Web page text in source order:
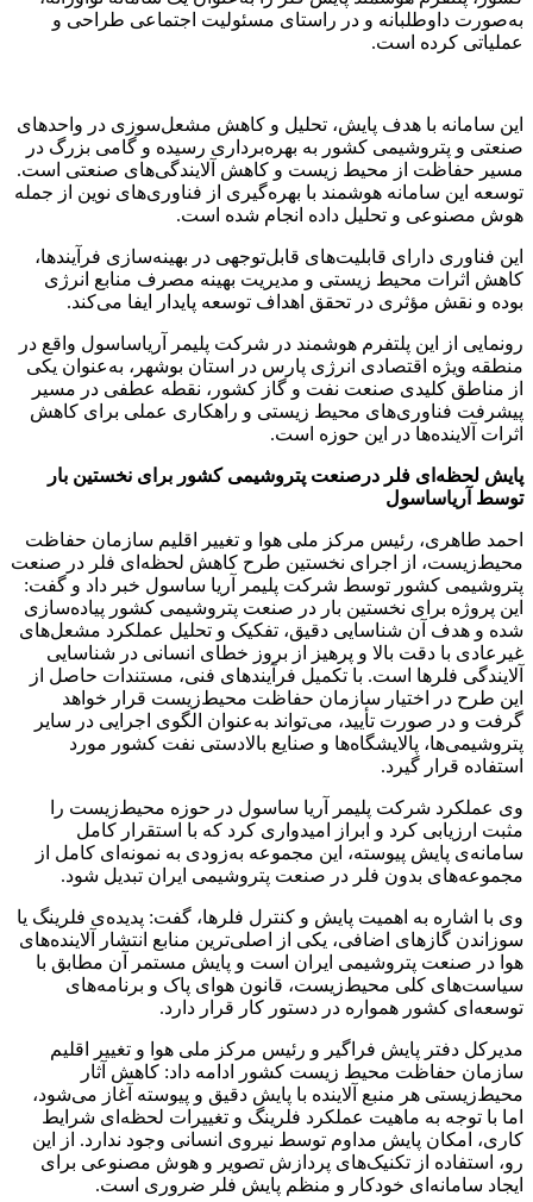
به‌صورت داوطلبانه و در راستای مسئولیت اجتماعی طراحی و
عملیاتی کرده است.
این سامانه با هدف پایش، تحلیل و کاهش مشعل‌سوزی در واحدهای
صنعتی و پتروشیمی کشور به بهره‌برداری رسیده و گامی بزرگ در
مسیر حفاظت از محیط زیست و کاهش آلایندگی‌های صنعتی است.
توسعه این سامانه هوشمند با بهره‌گیری از فناوری‌های نوین از جمله
هوش مصنوعی و تحلیل داده انجام شده است.
این فناوری دارای قابلیت‌های قابل‌توجهی در بهینه‌سازی فرآیندها،
کاهش اثرات محیط زیستی و مدیریت بهینه مصرف منابع انرژی
بوده و نقش مؤثری در تحقق اهداف توسعه پایدار ایفا می‌کند.
رونمایی از این پلتفرم هوشمند در شرکت پلیمر آریاساسول واقع در
منطقه ویژه اقتصادی انرژی پارس در استان بوشهر، به‌عنوان یکی
از مناطق کلیدی صنعت نفت و گاز کشور، نقطه عطفی در مسیر
پیشرفت فناوری‌های محیط زیستی و راهکاری عملی برای کاهش
اثرات آلاینده‌ها در این حوزه است.
پایش لحظه‌ای فلر درصنعت پتروشیمی کشور برای نخستین بار
توسط آریاساسول
احمد طاهری، رئیس مرکز ملی هوا و تغییر اقلیم سازمان حفاظت
محیط‌زیست، از اجرای نخستین طرح کاهش لحظه‌ای فلر در صنعت
پتروشیمی کشور توسط شرکت پلیمر آریا ساسول خبر داد و گفت:
این پروژه برای نخستین بار در صنعت پتروشیمی کشور پیاده‌سازی
شده و هدف آن شناسایی دقیق، تفکیک و تحلیل عملکرد مشعل‌های
غیرعادی با دقت بالا و پرهیز از بروز خطای انسانی در شناسایی
آلایندگی فلرها است. با تکمیل فرآیندهای فنی، مستندات حاصل از
این طرح در اختیار سازمان حفاظت محیط‌زیست قرار خواهد
گرفت و در صورت تأیید، می‌تواند به‌عنوان الگوی اجرایی در سایر
پتروشیمی‌ها، پالایشگاه‌ها و صنایع بالادستی نفت کشور مورد
استفاده قرار گیرد.
وی عملکرد شرکت پلیمر آریا ساسول در حوزه محیط‌زیست را
مثبت ارزیابی کرد و ابراز امیدواری کرد که با استقرار کامل
سامانه‌ی پایش پیوسته، این مجموعه به‌زودی به نمونه‌ای کامل از
مجموعه‌های بدون فلر در صنعت پتروشیمی ایران تبدیل شود.
وی با اشاره به اهمیت پایش و کنترل فلرها، گفت: پدیده‌ی فلرینگ یا
سوزاندن گازهای اضافی، یکی از اصلی‌ترین منابع انتشار آلاینده‌های
هوا در صنعت پتروشیمی ایران است و پایش مستمر آن مطابق با
سیاست‌های کلی محیط‌زیست، قانون هوای پاک و برنامه‌های
توسعه‌ای کشور همواره در دستور کار قرار دارد.
مدیرکل دفتر پایش فراگیر و رئیس مرکز ملی هوا و تغییر اقلیم
سازمان حفاظت محیط زیست کشور ادامه داد: کاهش آثار
محیط‌زیستی هر منبع آلاینده با پایش دقیق و پیوسته آغاز می‌شود،
اما با توجه به ماهیت عملکرد فلرینگ و تغییرات لحظه‌ای شرایط
کاری، امکان پایش مداوم توسط نیروی انسانی وجود ندارد. از این
رو، استفاده از تکنیک‌های پردازش تصویر و هوش مصنوعی برای
ایجاد سامانه‌ای خودکار و منظم پایش فلر ضروری است.